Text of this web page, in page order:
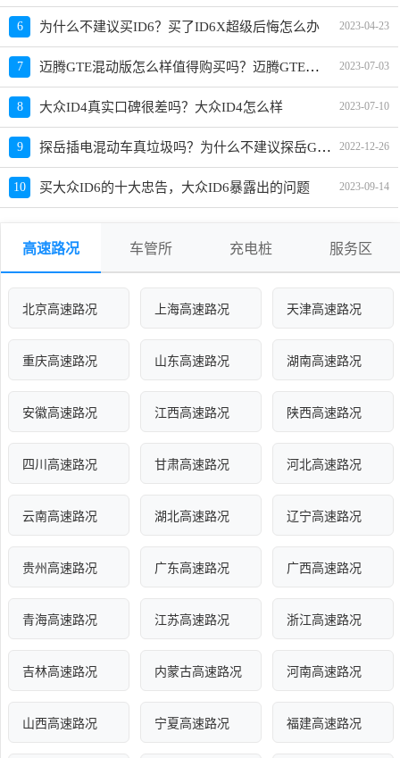
6 为什么不建议买ID6？买了ID6X超级后悔怎么办 2023-04-23
7 迈腾GTE混动版怎么样值得购买吗？迈腾GTE新车为什么当二手卖 2023-07-03
8 大众ID4真实口碑很差吗？大众ID4怎么样 2023-07-10
9 探岳插电混动车真垃圾吗？为什么不建议探岳GTE 2022-12-26
10 买大众ID6的十大忠告，大众ID6暴露出的问题 2023-09-14
高速路况 车管所 充电桩 服务区
北京高速路况 上海高速路况 天津高速路况
重庆高速路况 山东高速路况 湖南高速路况
安徽高速路况 江西高速路况 陕西高速路况
四川高速路况 甘肃高速路况 河北高速路况
云南高速路况 湖北高速路况 辽宁高速路况
贵州高速路况 广东高速路况 广西高速路况
青海高速路况 江苏高速路况 浙江高速路况
吉林高速路况 内蒙古高速路况 河南高速路况
山西高速路况 宁夏高速路况 福建高速路况